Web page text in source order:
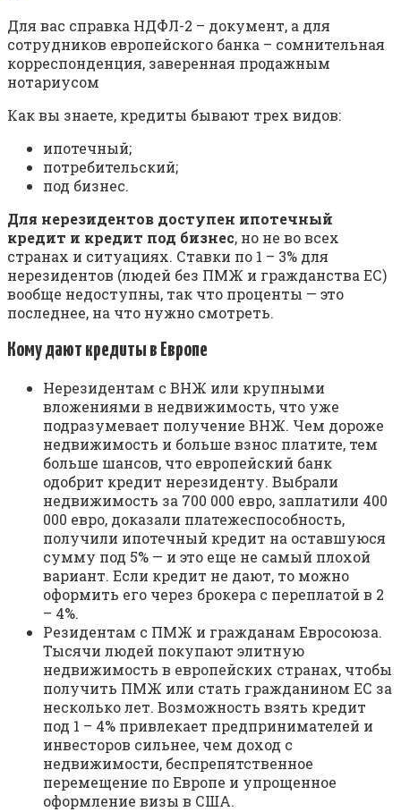
Для вас справка НДФЛ-2 – документ, а для
сотрудников европейского банка – сомнительная
корреспонденция, заверенная продажным
нотариусом
Как вы знаете, кредиты бывают трех видов:
ипотечный;
потребительский;
под бизнес.
Для нерезидентов доступен ипотечный
кредит и кредит под бизнес, но не во всех
странах и ситуациях. Ставки по 1 – 3% для
нерезидентов (людей без ПМЖ и гражданства ЕС)
вообще недоступны, так что проценты — это
последнее, на что нужно смотреть.
Кому дают кредиты в Европе
Нерезидентам с ВНЖ или крупными
вложениями в недвижимость, что уже
подразумевает получение ВНЖ. Чем дороже
недвижимость и больше взнос платите, тем
больше шансов, что европейский банк
одобрит кредит нерезиденту. Выбрали
недвижимость за 700 000 евро, заплатили 400
000 евро, доказали платежеспособность,
получили ипотечный кредит на оставшуюся
сумму под 5% — и это еще не самый плохой
вариант. Если кредит не дают, то можно
оформить его через брокера с переплатой в 2
– 4%.
Резидентам с ПМЖ и гражданам Евросоюза.
Тысячи людей покупают элитную
недвижимость в европейских странах, чтобы
получить ПМЖ или стать гражданином ЕС за
несколько лет. Возможность взять кредит
под 1 – 4% привлекает предпринимателей и
инвесторов сильнее, чем доход с
недвижимости, беспрепятственное
перемещение по Европе и упрощенное
оформление визы в США.